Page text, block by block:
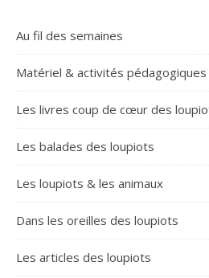
Au fil des semaines
Matériel & activités pédagogiques
Les livres coup de cœur des
Les balades des loupiots
Les loupiots & les animaux
Dans les oreilles des loupiots
Les articles des loupiots